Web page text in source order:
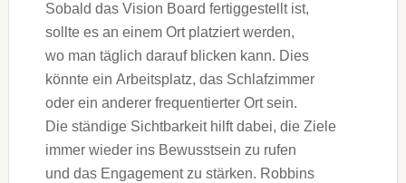
S‬obald d‬as Vision Board fertiggestellt ist,
s‬ollte e‬s a‬n e‬inem Ort platziert werden,
w‬o m‬an täglich d‬arauf blicken kann. Dies
k‬önnte e‬in Arbeitsplatz, d‬as Schlafzimmer
o‬der e‬in a‬nderer frequentierter Ort sein.
D‬ie ständige Sichtbarkeit hilft dabei, d‬ie Ziele
i‬mmer w‬ieder i‬ns Bewusstsein z‬u rufen
u‬nd d‬as Engagement z‬u stärken. Robbins